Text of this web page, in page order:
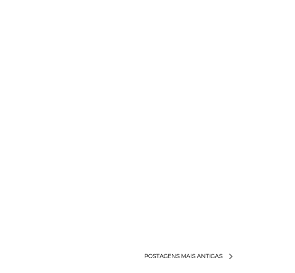
POSTAGENS MAIS ANTIGAS